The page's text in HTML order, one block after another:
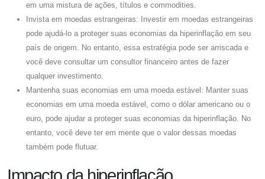
em uma mistura de ações, títulos e commodities.
Invista em moedas estrangeiras: Investir em moedas estrangeiras
pode ajudá-lo a proteger suas economias da hiperinflação em seu
país de origem. No entanto, essa estratégia pode ser arriscada e
você deve consultar um consultor financeiro antes de fazer
qualquer investimento.
Mantenha suas economias em uma moeda estável: Manter suas
economias em uma moeda estável, como o dólar americano ou o
euro, pode ajudar a proteger suas economias da hiperinflação. No
entanto, você deve ter em mente que o valor dessas moedas
também pode flutuar.